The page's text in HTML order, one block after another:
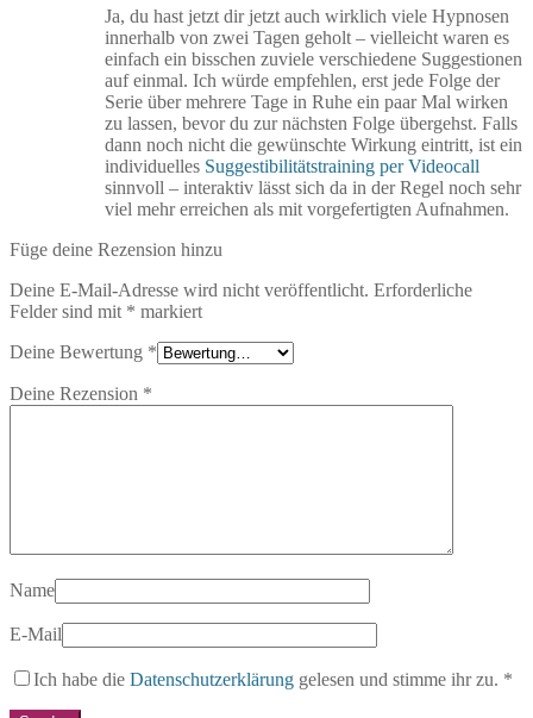
Ja, du hast jetzt dir jetzt auch wirklich viele Hypnosen
innerhalb von zwei Tagen geholt – vielleicht waren es
einfach ein bisschen zuviele verschiedene Suggestionen
auf einmal. Ich würde empfehlen, erst jede Folge der
Serie über mehrere Tage in Ruhe ein paar Mal wirken
zu lassen, bevor du zur nächsten Folge übergehst. Falls
dann noch nicht die gewünschte Wirkung eintritt, ist ein
individuelles Suggestibilitätstraining per Videocall
sinnvoll – interaktiv lässt sich da in der Regel noch sehr
viel mehr erreichen als mit vorgefertigten Aufnahmen.
Füge deine Rezension hinzu
Deine E-Mail-Adresse wird nicht veröffentlicht. Erforderliche
Felder sind mit * markiert
Deine Bewertung *
Deine Rezension *
Name
E-Mail
Ich habe die Datenschutzerklärung gelesen und stimme ihr zu. *